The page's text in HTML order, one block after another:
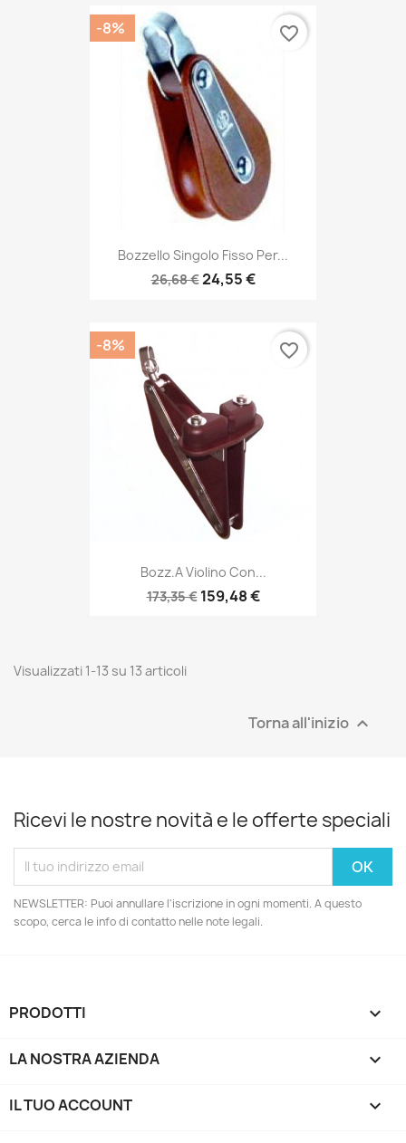
Bozzello Singolo Fisso Per...
26,68 €24,55 €
-8% favorite_border
Bozz.a Violino Con...
173,35 € 159,48 €
-8% favorite_border
Visualizzati 1-13 su 13 articoli
Torna all'inizio 
Ricevi le nostre novità e le offerte speciali
NEWSLETTER: Puoi annullare l'iscrizione in ogni momenti. A questo
scopo, cerca le info di contatto nelle note legali.
PRODOTTI 
LA NOSTRA AZIENDA 
IL TUO ACCOUNT 